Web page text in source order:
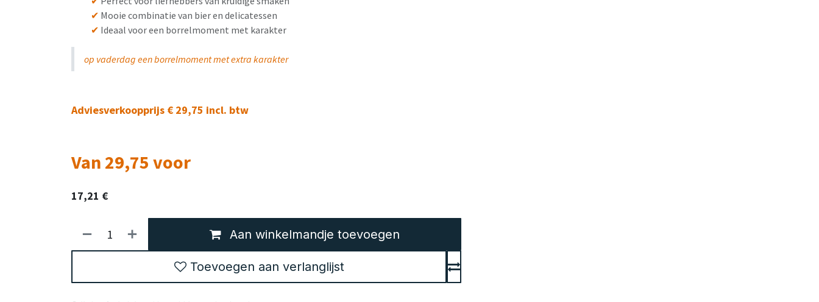
✔ Mooie combinatie van bier en delicatessen
✔ Ideaal voor een borrelmoment met karakter
op vaderdag een borrelmoment met extra karakter
Adviesverkoopprijs € 29,75 incl. btw
Van 29,75 voor
17,21 €
Aan winkelmandje toevoegen
Toevoegen aan verlanglijst